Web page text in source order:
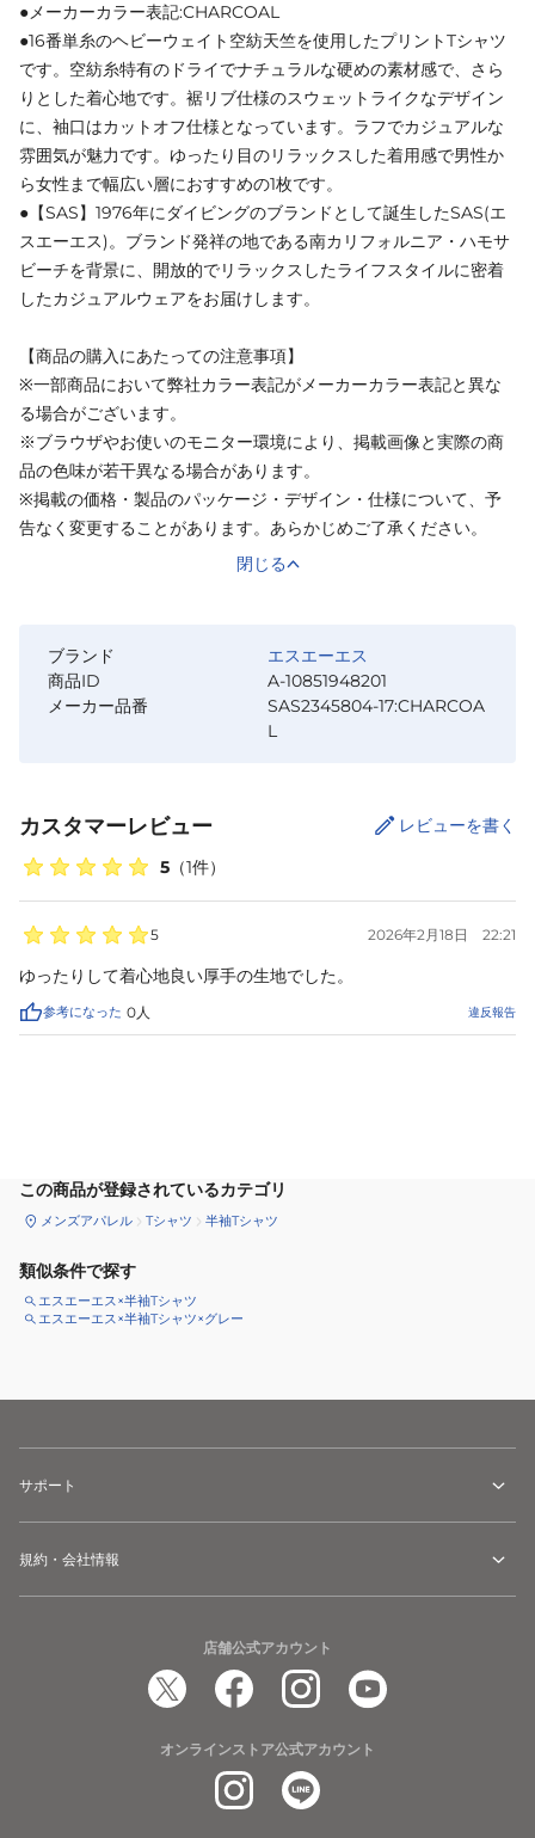
●メーカーカラー表記:CHARCOAL
●16番単糸のヘビーウェイト空紡天竺を使用したプリントTシャツ
です。空紡糸特有のドライでナチュラルな硬めの素材感で、さら
りとした着心地です。裾リブ仕様のスウェットライクなデザイン
に、袖口はカットオフ仕様となっています。ラフでカジュアルな
雰囲気が魅力です。ゆったり目のリラックスした着用感で男性か
ら女性まで幅広い層におすすめの1枚です。
●【SAS】1976年にダイビングのブランドとして誕生したSAS(エ
スエーエス)。ブランド発祥の地である南カリフォルニア・ハモサ
ビーチを背景に、開放的でリラックスしたライフスタイルに密着
したカジュアルウェアをお届けします。
【商品の購入にあたっての注意事項】
※一部商品において弊社カラー表記がメーカーカラー表記と異な
る場合がございます。
※ブラウザやお使いのモニター環境により、掲載画像と実際の商
品の色味が若干異なる場合があります。
※掲載の価格・製品のパッケージ・デザイン・仕様について、予
告なく変更することがあります。あらかじめご了承ください。
閉じる
ブランド
エスエーエス
商品ID
A-10851948201
メーカー品番
SAS2345804-17:CHARCOA
L
カスタマーレビュー
5 （1件）
レビューを書く
5 2026年2月18日 22:21
ゆったりして着心地良い厚手の生地でした。
参考になった 0人 違反報告
この商品が登録されているカテゴリ
メンズアパレル Tシャツ 半袖Tシャツ
類似条件で探す
エスエーエス×半袖Tシャツ
エスエーエス×半袖Tシャツ×グレー
サポート
規約・会社情報
店舗公式アカウント
オンラインストア公式アカウント